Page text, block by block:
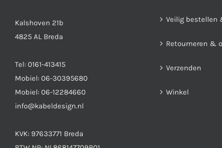
Kalshoven 21b
4825 AL Breda
Tel: 0161-413415
Mobiel: 06-30395680
Mobiel: 06-12284660
info@kabeldesign.nl
KVK: 97633771 Breda
Veilig bestellen
Retourneren &
Verzenden
Winkel